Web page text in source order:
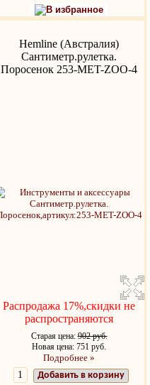
В избранное
Hemline (Австралия)
Сантиметр.рулетка.
Поросенок 253-MET-ZOO-4
Распродажа 17%,скидки не
распространяются
Старая цена:902 руб.
Новая цена: 751 руб.
Подробнее »
Добавить в корзину